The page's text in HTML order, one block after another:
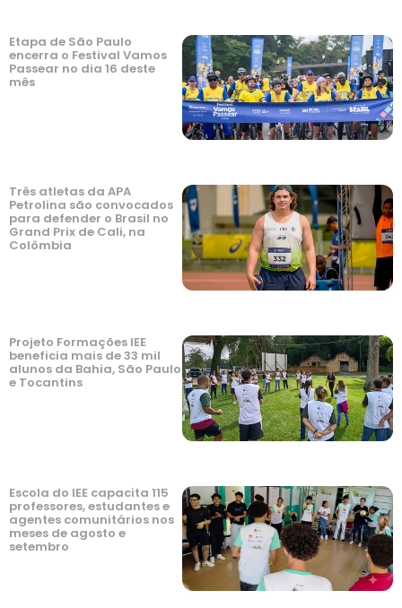
Etapa de São Paulo
encerra o Festival Vamos
Passear no dia 16 deste
mês
Três atletas da APA
Petrolina são convocados
para defender o Brasil no
Grand Prix de Cali, na
Colômbia
Projeto Formações IEE
beneficia mais de 33 mil
alunos da Bahia, São Paulo
e Tocantins
Escola do IEE capacita 115
professores, estudantes e
agentes comunitários nos
meses de agosto e
setembro